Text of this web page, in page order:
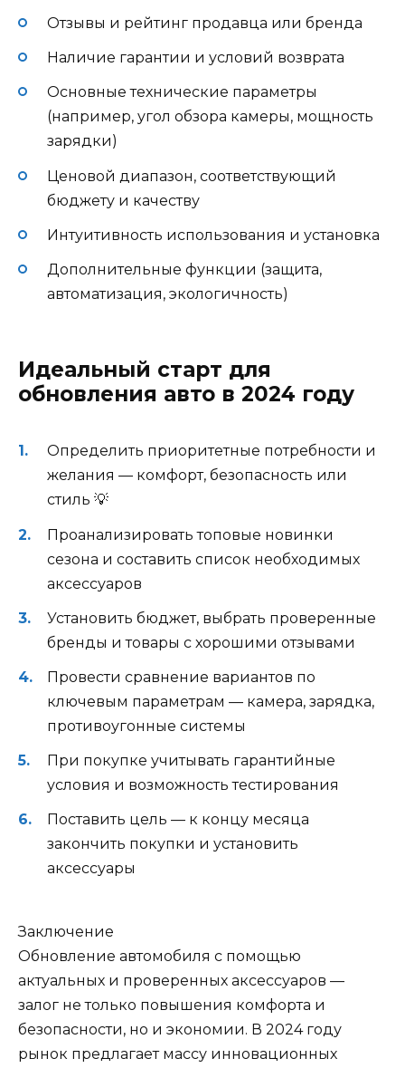
Отзывы и рейтинг продавца или бренда
Наличие гарантии и условий возврата
Основные технические параметры
(например, угол обзора камеры, мощность
зарядки)
Ценовой диапазон, соответствующий
бюджету и качеству
Интуитивность использования и установка
Дополнительные функции (защита,
автоматизация, экологичность)
Идеальный старт для
обновления авто в 2024 году
Определить приоритетные потребности и
желания — комфорт, безопасность или
стиль 💡
Проанализировать топовые новинки
сезона и составить список необходимых
аксессуаров
Установить бюджет, выбрать проверенные
бренды и товары с хорошими отзывами
Провести сравнение вариантов по
ключевым параметрам — камера, зарядка,
противоугонные системы
При покупке учитывать гарантийные
условия и возможность тестирования
Поставить цель — к концу месяца
закончить покупки и установить
аксессуары
Заключение
Обновление автомобиля с помощью
актуальных и проверенных аксессуаров —
залог не только повышения комфорта и
безопасности, но и экономии. В 2024 году
рынок предлагает массу инновационных